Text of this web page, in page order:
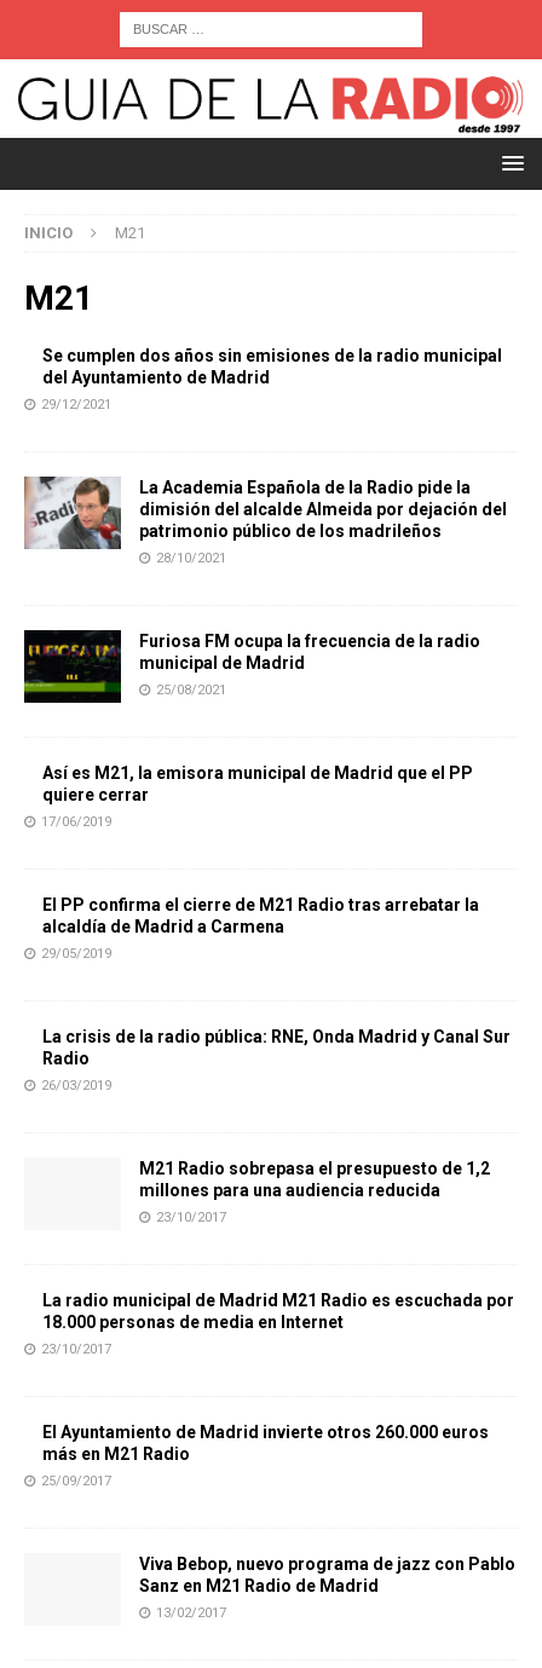
INICIO M21
M21
Se cumplen dos años sin emisiones de la radio municipal
del Ayuntamiento de Madrid
29/12/2021
La Academia Española de la Radio pide la
dimisión del alcalde Almeida por dejación del
patrimonio público de los madrileños
28/10/2021
Furiosa FM ocupa la frecuencia de la radio
municipal de Madrid
25/08/2021
Así es M21, la emisora municipal de Madrid que el PP
quiere cerrar
17/06/2019
El PP confirma el cierre de M21 Radio tras arrebatar la
alcaldía de Madrid a Carmena
29/05/2019
La crisis de la radio pública: RNE, Onda Madrid y Canal Sur
Radio
26/03/2019
M21 Radio sobrepasa el presupuesto de 1,2
millones para una audiencia reducida
23/10/2017
La radio municipal de Madrid M21 Radio es escuchada por
18.000 personas de media en Internet
23/10/2017
El Ayuntamiento de Madrid invierte otros 260.000 euros
más en M21 Radio
25/09/2017
Viva Bebop, nuevo programa de jazz con Pablo
Sanz en M21 Radio de Madrid
13/02/2017